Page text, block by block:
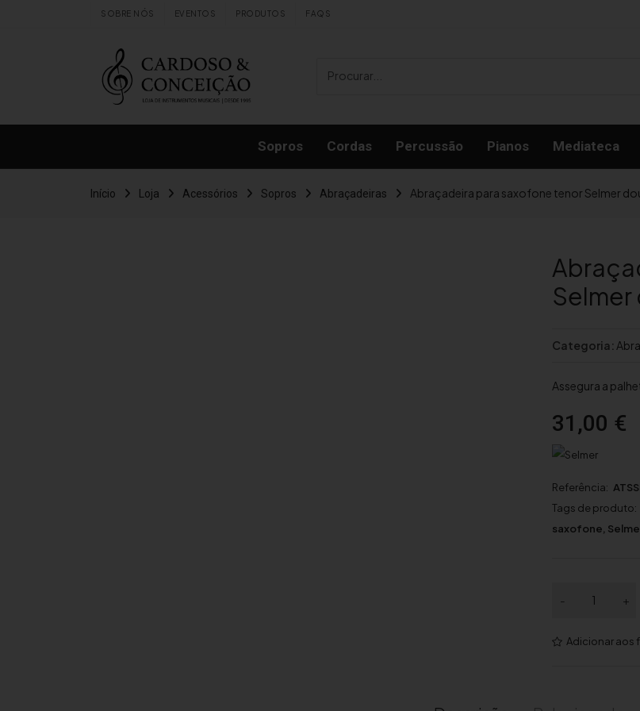
SOBRE NÓS EVENTOS PRODUTOS FAQS
Sopros Cordas Percussão Pianos Mediateca
Início Loja Acessórios Sopros Abraçadeiras Abraçadeira para saxofone tenor Selmer
Selmer
Categoria:
Assegura a
31,00 €
Referência:
Tags de produto:
saxofone
-
n
+
Adicionar aos